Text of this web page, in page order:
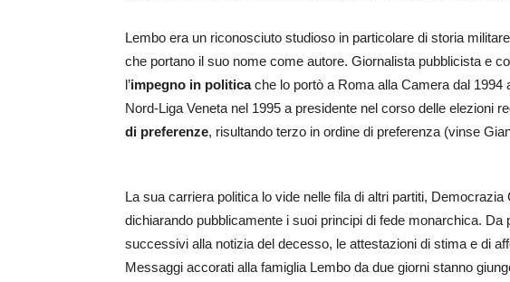
Lembo era un riconosciuto studioso in particolare di storia
che portano il suo nome come autore. Giornalista pubblicista e
l’impegno in politicache lo portò a Roma alla Camera dal 1994
Nord-Liga Veneta nel 1995 a presidente nel corso delle elezioni
di preferenze, risultando terzo in ordine di preferenza (vinse
La sua carriera politica lo vide nelle fila di altri partiti,
dichiarando pubblicamente i suoi principi di fede monarchica. Da
successivi alla notizia del decesso, le attestazioni di stima e di
Messaggi accorati alla famiglia Lembo da due giorni stanno